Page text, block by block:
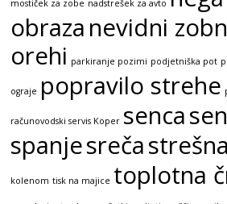
mostiček za zobe nadstrešek za avto
obraza nevidni
orehi parkiranje pozimi podjetniška pot
ograje popravilo strehe
računovodski servis Koper senca
spanjesreča
kolenom tisk na majice toplotna